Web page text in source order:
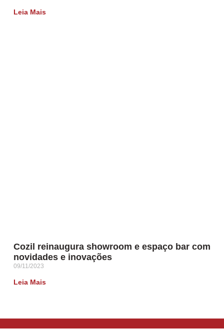
Leia Mais
Cozil reinaugura showroom e espaço bar com
novidades e inovações
09/11/2023
Leia Mais